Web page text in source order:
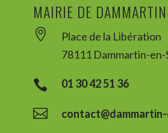
MAIRIE DE

Place de la Libération
78111 Dammartin-en-
 01 30 42 51 36
